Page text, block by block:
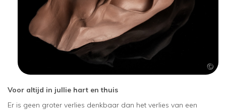
Voor altijd in jullie hart en thuis
Er is geen groter verlies denkbaar dan het verlies van een